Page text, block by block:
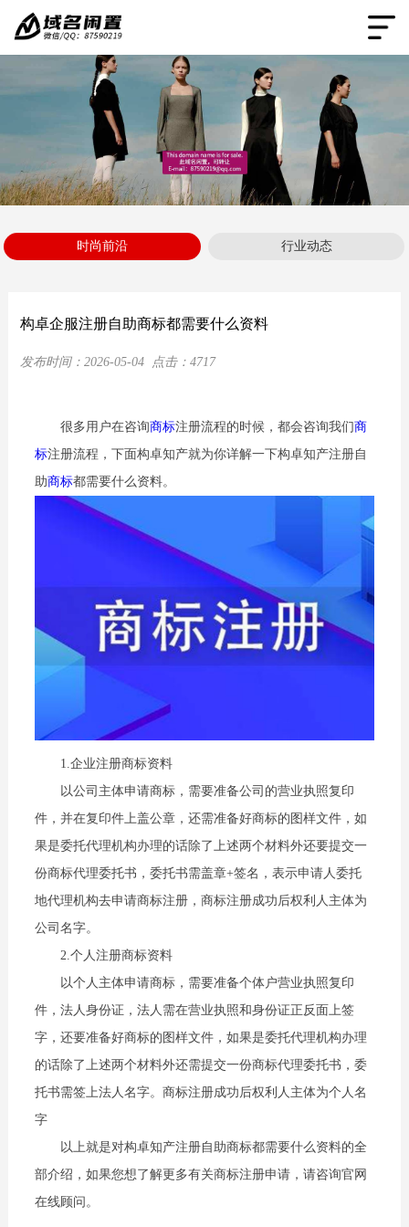
时尚前沿 行业动态
构卓企服注册自助商标都需要什么资料
发布时间： 2026-05-04点击： 4717
很多用户在咨询商标注册流程的时候，都会咨询我们商
标注册流程，下面构卓知产就为你详解一下构卓知产注册自
助商标都需要什么资料。
1.企业注册商标资料
以公司主体申请商标，需要准备公司的营业执照复印
件，并在复印件上盖公章，还需准备好商标的图样文件，如
果是委托代理机构办理的话除了上述两个材料外还要提交一
份商标代理委托书，委托书需盖章+签名，表示申请人委托
地代理机构去申请商标注册，商标注册成功后权利人主体为
公司名字。
2.个人注册商标资料
以个人主体申请商标，需要准备个体户营业执照复印
件，法人身份证，法人需在营业执照和身份证正反面上签
字，还要准备好商标的图样文件，如果是委托代理机构办理
的话除了上述两个材料外还需提交一份商标代理委托书，委
托书需签上法人名字。商标注册成功后权利人主体为个人名
字
以上就是对构卓知产注册自助商标都需要什么资料的全
部介绍，如果您想了解更多有关商标注册申请，请咨询官网
在线顾问。